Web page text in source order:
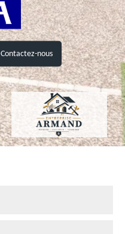
Contactez-nous